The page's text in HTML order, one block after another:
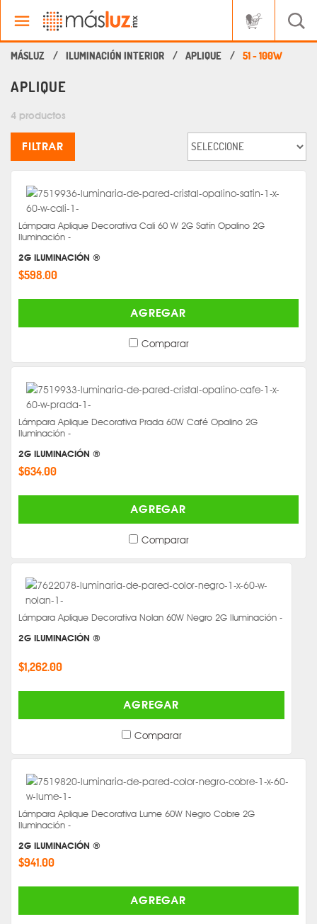
ILUMINACIÓN INTERIOR APLIQUE 51 - 100W
APLIQUE
4 productos
FILTRAR
Lámpara Aplique Decorativa Cali 60 W 2G Satín Opalino 2G
Iluminación -
2G ILUMINACIÓN ®
$598.00
AGREGAR
Comparar
Lámpara Aplique Decorativa Prada 60W Café Opalino 2G
Iluminación -
2G ILUMINACIÓN ®
$634.00
AGREGAR
Comparar
Lámpara Aplique Decorativa Nolan 60W Negro 2G Iluminación -
2G ILUMINACIÓN ®
$1,262.00
AGREGAR
Comparar
Lámpara Aplique Decorativa Lume 60W Negro Cobre 2G
Iluminación -
2G ILUMINACIÓN ®
$941.00
AGREGAR